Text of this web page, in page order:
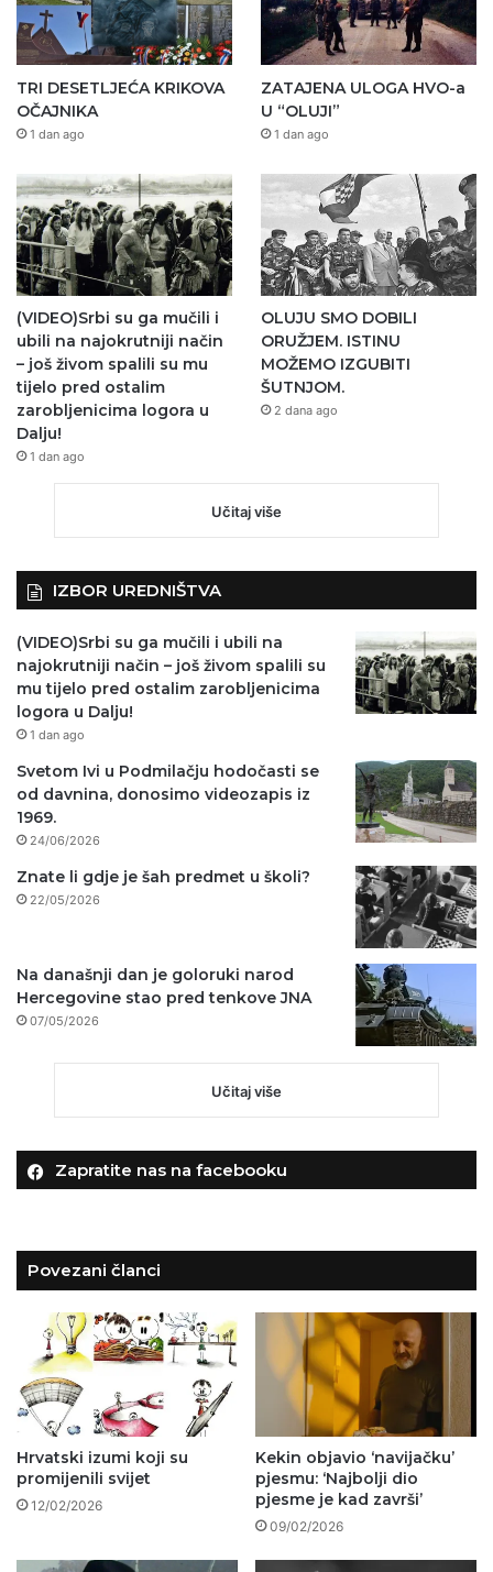
TRI DESETLJEĆA KRIKOVA
OČAJNIKA
1 dan ago
ZATAJENA ULOGA HVO-a
U “OLUJI”
1 dan ago
(VIDEO)Srbi su ga mučili i
ubili na najokrutniji način
– još živom spalili su mu
tijelo pred ostalim
zarobljenicima logora u
Dalju!
1 dan ago
OLUJU SMO DOBILI
ORUŽJEM. ISTINU
MOŽEMO IZGUBITI
ŠUTNJOM.
2 dana ago
Učitaj više
IZBOR UREDNIŠTVA
(VIDEO)Srbi su ga mučili i ubili na
najokrutniji način – još živom spalili su
mu tijelo pred ostalim zarobljenicima
logora u Dalju!
1 dan ago
Svetom Ivi u Podmilačju hodočasti se
od davnina, donosimo videozapis iz
1969.
24/06/2026
Znate li gdje je šah predmet u školi?
22/05/2026
Na današnji dan je goloruki narod
Hercegovine stao pred tenkove JNA
07/05/2026
Učitaj više
Zapratite nas na facebooku
Povezani članci
Hrvatski izumi koji su
promijenili svijet
12/02/2026
Kekin objavio ‘navijačku’
pjesmu: ‘Najbolji dio
pjesme je kad završi’
09/02/2026